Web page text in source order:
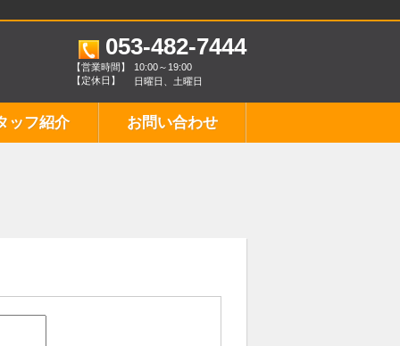
053-482-7444
【営業時間】
10:00～19:00
【定休日】
日曜日、土曜日
ッフ紹介 お問い合わせ